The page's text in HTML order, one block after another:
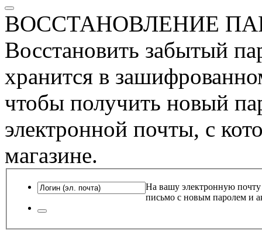
ВОССТАНОВЛЕНИЕ
Восстановить забытый
хранится в
чтобы получить новый
электронной почты, с
магазине.
На вашу электронную почту
письмо с новым паролем и